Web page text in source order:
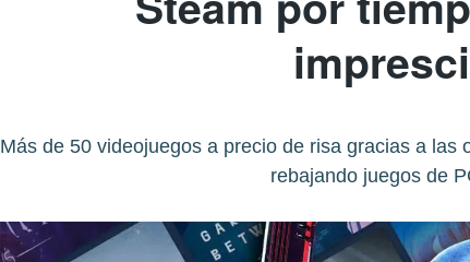
Más de 50 videojuegos a precio de risa gracias a
rebajando juegos de